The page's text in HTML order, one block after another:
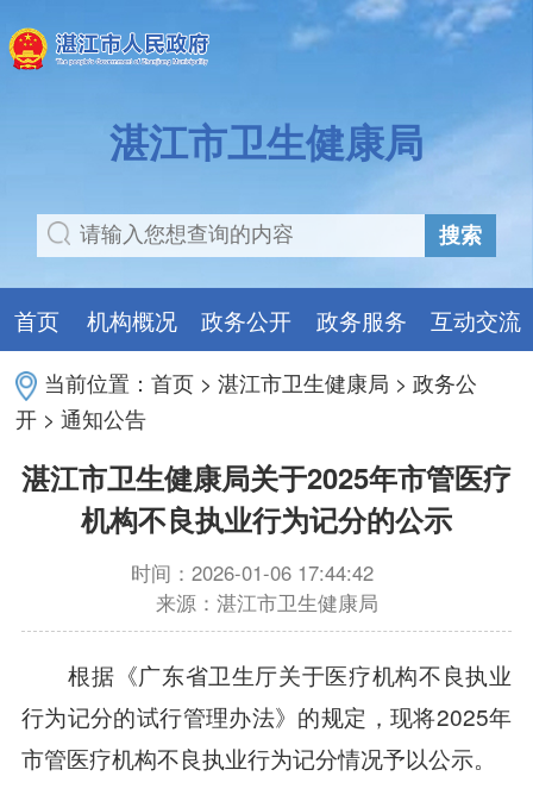
湛江市卫生健康局
搜索
首页 机构概况 政务公开 政务服务 互动交流
当前位置：首页 >湛江市卫生健康局 >政务公
开 >通知公告
湛江市卫生健康局关于2025年市管医疗
机构不良执业行为记分的公示
时间：2026-01-06 17:44:42
来源：湛江市卫生健康局
根据《广东省卫生厅关于医疗机构不良执业
行为记分的试行管理办法》的规定，现将2025年
市管医疗机构不良执业行为记分情况予以公示。